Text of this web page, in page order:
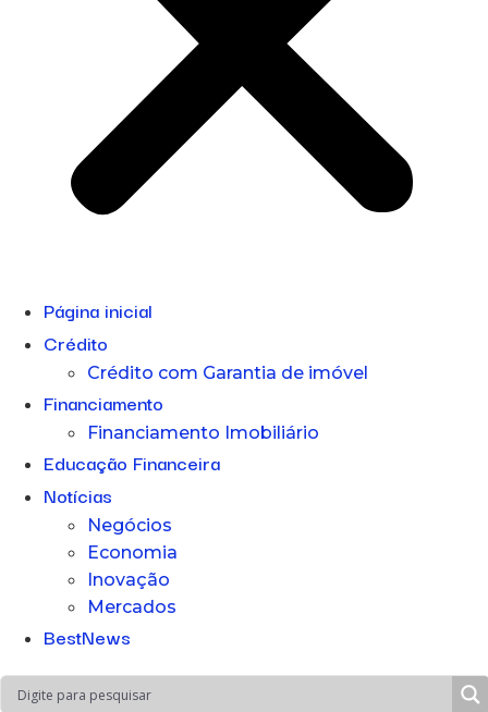
Página inicial
Crédito
Crédito com Garantia de imóvel
Financiamento
Financiamento Imobiliário
Educação Financeira
Notícias
Negócios
Economia
Inovação
Mercados
BestNews